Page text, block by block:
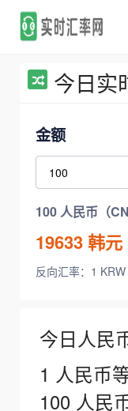
今日实
金额
100 人民币（
19633韩元
反向汇率：1
今日人民
1 人民币
100 人民